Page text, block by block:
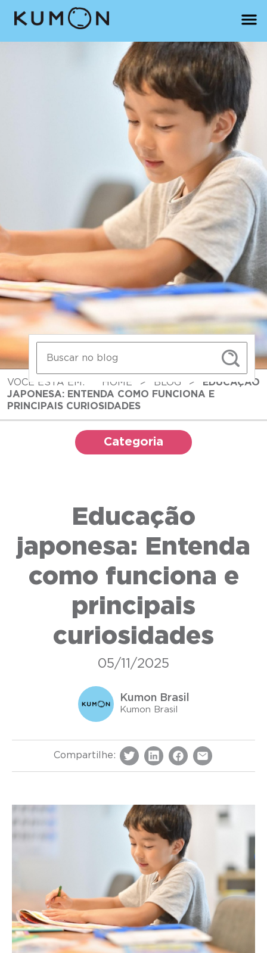
VOCÊ ESTÁ EM: HOME > BLOG >
EDUCAÇÃO
JAPONESA: ENTENDA COMO FUNCIONA E
PRINCIPAIS CURIOSIDADES
Categoria
Educação
japonesa: Entenda
como funciona e
principais
curiosidades
05/11/2025
Kumon Brasil
Kumon Brasil
Compartilhe: